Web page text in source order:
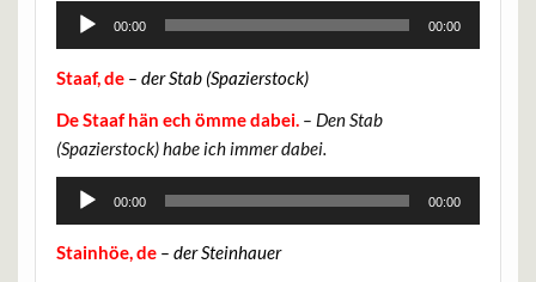
Audio-
00:00 00:00
Staaf, de – der Stab (Spazierstock)
De Staaf hän ech ömme dabei. – Den Stab
(Spazierstock) habe ich immer dabei.
Audio-
00:00 00:00
Stainhöe, de – der Steinhauer